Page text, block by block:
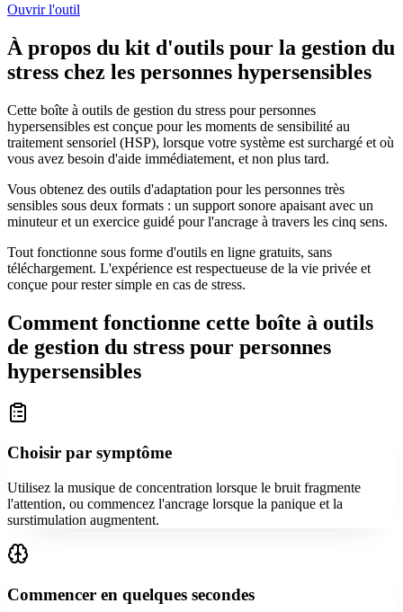
Ouvrir l'outil
À propos du kit d'outils pour la gestion du
stress chez les personnes hypersensibles
Cette boîte à outils de gestion du stress pour personnes
hypersensibles est conçue pour les moments de sensibilité au
traitement sensoriel (HSP), lorsque votre système est surchargé et où
vous avez besoin d'aide immédiatement, et non plus tard.
Vous obtenez des outils d'adaptation pour les personnes très
sensibles sous deux formats : un support sonore apaisant avec un
minuteur et un exercice guidé pour l'ancrage à travers les cinq sens.
Tout fonctionne sous forme d'outils en ligne gratuits, sans
téléchargement. L'expérience est respectueuse de la vie privée et
conçue pour rester simple en cas de stress.
Comment fonctionne cette boîte à outils
de gestion du stress pour personnes
hypersensibles
Choisir par symptôme
Utilisez la musique de concentration lorsque le bruit fragmente
l'attention, ou commencez l'ancrage lorsque la panique et la
surstimulation augmentent.
Commencer en quelques secondes